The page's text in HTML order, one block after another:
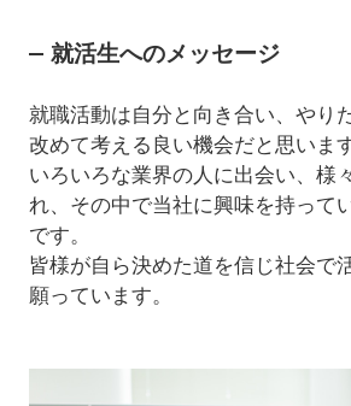
就活生へのメッセージ
就職活動は自分と向き合い、やり
改めて考える良い機会だと思います
いろいろな業界の人に出会い、様
れ、その中で当社に興味を持って
です。
皆様が自ら決めた道を信じ社会で
願っています。